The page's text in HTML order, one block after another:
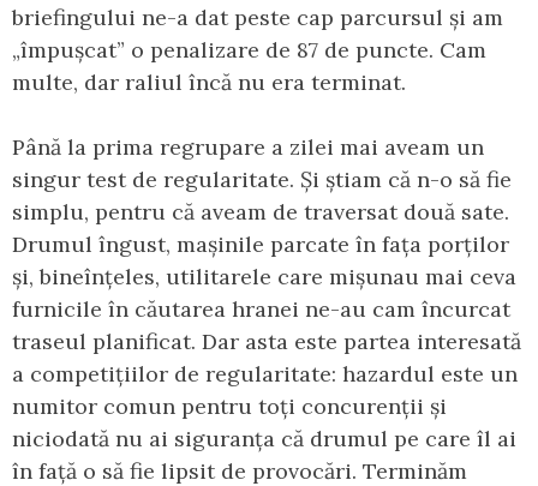
briefingului ne-a dat peste cap parcursul și am
„împușcat” o penalizare de 87 de puncte. Cam
multe, dar raliul încă nu era terminat.
Până la prima regrupare a zilei mai aveam un
singur test de regularitate. Și știam că n-o să fie
simplu, pentru că aveam de traversat două sate.
Drumul îngust, mașinile parcate în fața porților
și, bineînțeles, utilitarele care mișunau mai ceva
furnicile în căutarea hranei ne-au cam încurcat
traseul planificat. Dar asta este partea interesată
a competițiilor de regularitate: hazardul este un
numitor comun pentru toți concurenții și
niciodată nu ai siguranța că drumul pe care îl ai
în față o să fie lipsit de provocări. Terminăm